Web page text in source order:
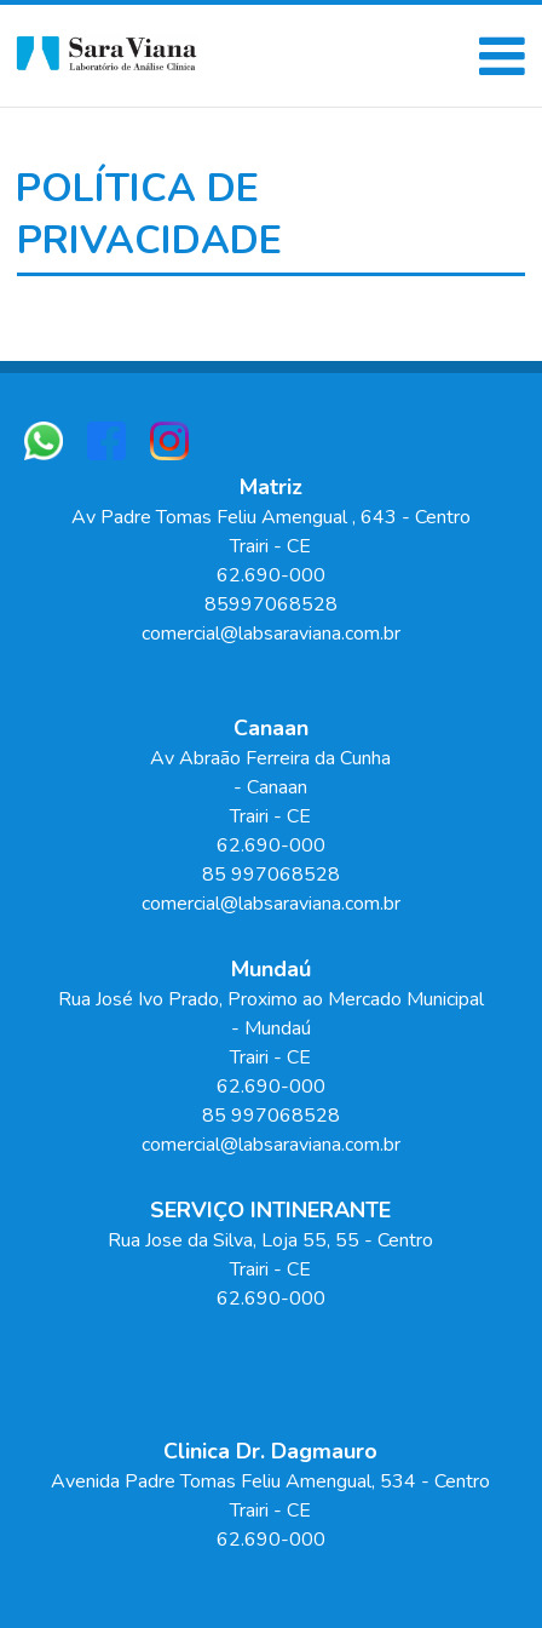
POLÍTICA DE
PRIVACIDADE
Matriz
Av Padre Tomas Feliu Amengual, 643 - Centro
Trairi -CE
62.690-000
85997068528
comercial@labsaraviana.com.br
Canaan
Av Abraão Ferreira da Cunha
- Canaan
Trairi -CE
62.690-000
85 997068528
comercial@labsaraviana.com.br
Mundaú
Rua José Ivo Prado, Proximo ao Mercado Municipal
- Mundaú
Trairi -CE
62.690-000
85 997068528
comercial@labsaraviana.com.br
SERVIÇO INTINERANTE
Rua Jose da Silva, Loja 55, 55 - Centro
Trairi -CE
62.690-000
Clinica Dr. Dagmauro
Avenida Padre Tomas Feliu Amengual, 534 - Centro
Trairi -CE
62.690-000